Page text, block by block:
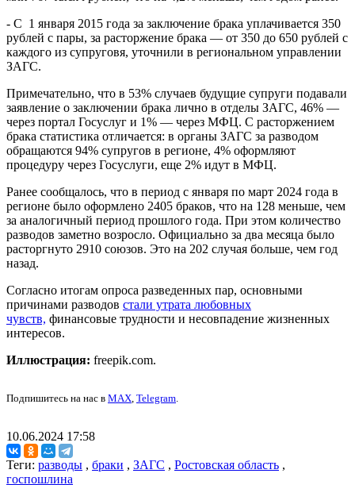
- С 1 января 2015 года за заключение брака уплачивается 350
рублей с пары, за расторжение брака — от 350 до 650 рублей с
каждого из супруговя, уточнили в региональном управлении
ЗАГС.
Примечательно, что в 53% случаев будущие супруги подавали
заявление о заключении брака лично в отделы ЗАГС, 46% —
через портал Госуслуг и 1% — через МФЦ. С расторжением
брака статистика отличается: в органы ЗАГС за разводом
обращаются 94% супругов в регионе, 4% оформляют
процедуру через Госуслуги, еще 2% идут в МФЦ.
Ранее сообщалось, что в период с января по март 2024 года в
регионе было оформлено 2405 браков, что на 128 меньше, чем
за аналогичный период прошлого года. При этом количество
разводов заметно возросло. Официально за два месяца было
расторгнуто 2910 союзов. Это на 202 случая больше, чем год
назад.
Согласно итогам опроса разведенных пар, основными
причинами разводов стали утрата любовных
чувств, финансовые трудности и несовпадение жизненных
интересов.
Иллюстрация: freepik.com.
Подпишитесь на нас в MAX, Telegram.
10.06.2024 17:58
Теги: разводы , браки , ЗАГС , Ростовская область ,
госпошлина